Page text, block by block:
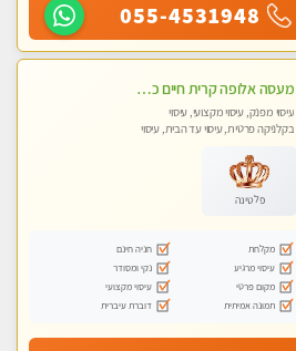
055-4531948
מעסה אלופה קרית חיים כל סוגי העיסויים מעסה מקצועית ואיכותית פרטי!!
עיסוי מפנק, עיסוי מקצועי, עיסוי
בקלניקה פרטית, עיסוי עד הבית, עיסוי
פלטינה
מקלחת
חניה חינם
עיסוי מרגיע
נקי ומסודר
מקום פרטי
עיסוי מקצועי
תמונה אמיתית
דוברת עיברית